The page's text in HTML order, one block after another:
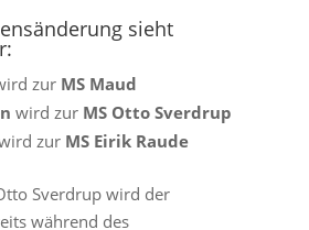
sieht
zur MS Maud
wird zur MS Otto Sverdrup
zur MS Eirik Raude
Sverdrup wird der
während des